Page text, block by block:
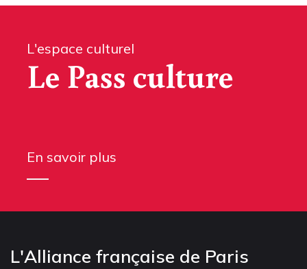
L'espace culturel
Le Pass culture
En savoir plus
L'Alliance française de Paris